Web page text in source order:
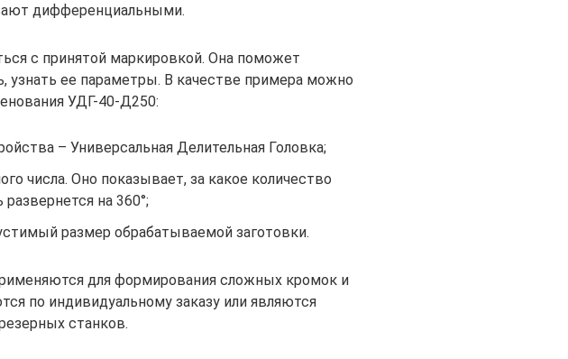
дифференциальными.
с принятой маркировкой. Она поможет
узнать ее параметры. В качестве примера можно
УДГ-40-Д250:
– Универсальная Делительная Головка;
числа. Оно показывает, за какое количество
на 360°;
размер обрабатываемой заготовки.
для формирования сложных кромок и
по индивидуальному заказу или являются
станков.